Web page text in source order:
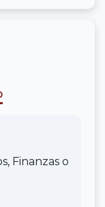
Finanzas o